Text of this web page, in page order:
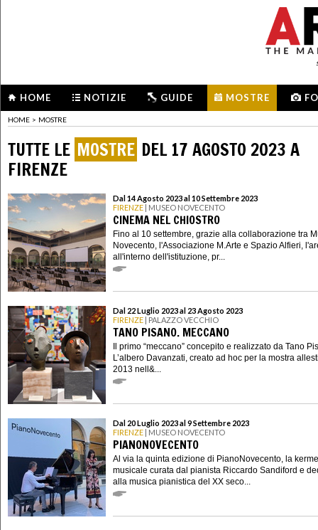
HOME NOTIZIE GUIDE MOSTRE
HOME > MOSTRE
TUTTE LE MOSTRE DEL 17 AGOSTO 2023 A
FIRENZE
Dal 14 Agosto 2023 al 10 Settembre 2023
FIRENZE | MUSEO NOVECENTO
CINEMA NEL CHIOSTRO
Fino al 10 settembre, grazie alla collaborazione tra
Novecento, l'Associazione M.Arte e Spazio Alfieri,
all'interno dell'istituzione, pr...
Dal 22 Luglio 2023 al 23 Agosto 2023
FIRENZE | PALAZZO VECCHIO
TANO PISANO. MECCANO
Il primo “meccano” concepito e realizzato da Tano
L’albero Davanzati, creato ad hoc per la mostra
2013 nell&...
Dal 20 Luglio 2023 al 9 Settembre 2023
FIRENZE | MUSEO NOVECENTO
PIANONOVECENTO
Al via la quinta edizione di PianoNovecento, la
musicale curata dal pianista Riccardo Sandiford e
alla musica pianistica del XX seco...